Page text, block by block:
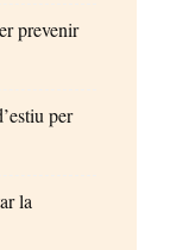
prevenir
per
la